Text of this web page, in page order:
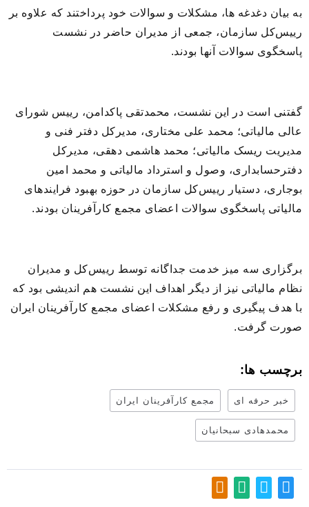
به بیان دغدغه ها، مشکلات و سوالات خود پرداختند که علاوه بر
رییس‌کل سازمان، جمعی از مدیران حاضر در نشست
پاسخگوی سوالات آنها بودند.
گفتنی است در این نشست، محمدتقی پاکدامن، رییس شورای
عالی مالیاتی؛ محمد علی مختاری، مدیرکل دفتر فنی و
مدیریت ریسک مالیاتی؛ محمد هاشمی دهقی، مدیرکل
دفترحسابداری، وصول و استرداد مالیاتی و محمد امین
بوجاری، دستیار رییس‌کل سازمان در حوزه بهبود فرایندهای
مالیاتی پاسخگوی سوالات اعضای مجمع کارآفرینان بودند.
برگزاری سه میز خدمت جداگانه توسط رییس‌کل و مدیران
نظام مالیاتی نیز از دیگر اهداف این نشست هم اندیشی بود که
با هدف پیگیری و رفع مشکلات اعضای مجمع کارآفرینان ایران
صورت گرفت.
برچسب ها:
خبر حرفه ای مجمع کارآفرینان ایران
محمدهادی سبحانیان